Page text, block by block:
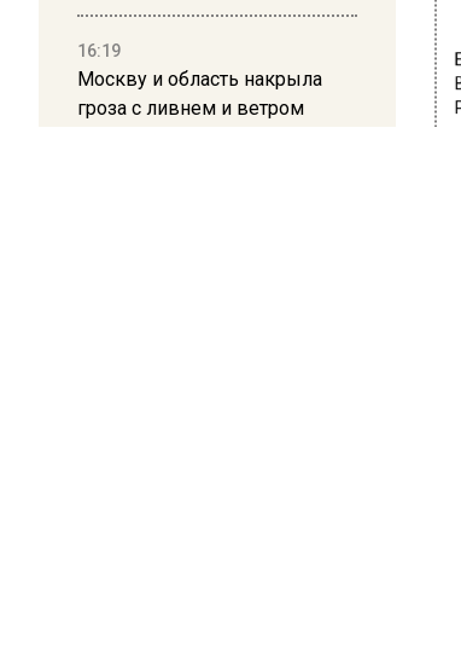
16:19
Москву и область накрыла
гроза с ливнем и ветром